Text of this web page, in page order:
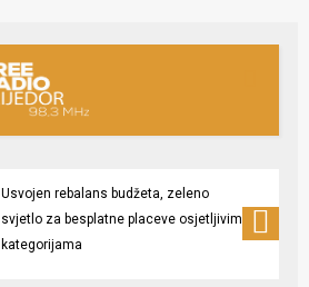
Usvojen rebalans budžeta, zeleno
svjetlo za besplatne placeve osjetljivim
kategorijama